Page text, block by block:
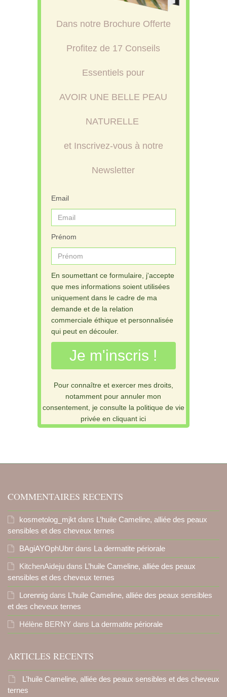
Dans notre Brochure Offerte
Profitez de 17 Conseils
Essentiels pour
AVOIR UNE BELLE PEAU
NATURELLE
et Inscrivez-vous à notre
Newsletter
Email
Prénom
En soumettant ce formulaire, j'accepte
que mes informations soient utilisées
uniquement dans le cadre de ma
demande et de la relation
commerciale éthique et personnalisée
qui peut en découler.
Je m'inscris !
Pour connaître et exercer mes droits,
notamment pour annuler mon
consentement, je consulte la politique de vie
privée en cliquant ici
COMMENTAIRES RECENTS
kosmetolog_mjkt dans L’huile Cameline, alliée des peaux
sensibles et des cheveux ternes
BAgiAYOphUbrr dans La dermatite périorale
KitchenAideju dans L’huile Cameline, alliée des peaux
sensibles et des cheveux ternes
Lorennig dans L’huile Cameline, alliée des peaux sensibles
et des cheveux ternes
Hélène BERNY dans La dermatite périorale
ARTICLES RECENTS
L’huile Cameline, alliée des peaux sensibles et des cheveux
ternes